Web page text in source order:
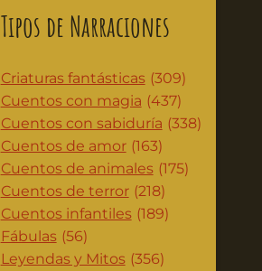
Tipos de Narraciones
Criaturas fantásticas (309)
Cuentos con magia (437)
Cuentos con sabiduría (338)
Cuentos de amor (163)
Cuentos de animales (175)
Cuentos de terror (218)
Cuentos infantiles (189)
Fábulas (56)
Leyendas y Mitos (356)